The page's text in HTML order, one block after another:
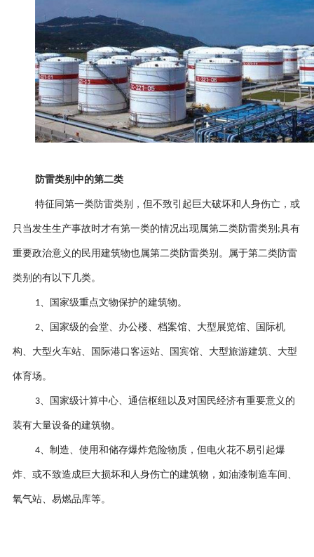
防雷类别 中的第二类
特征同第一类防雷类别 ，但不致引起巨大破坏和人身伤亡，或
只当发生生产事故时才有第一类的情况出现属第二类防雷类别 ;具有
重要政治意义的民用建筑物也属第二类防雷类别 。属于第二类防雷
类别 的有以下几类。
1、 国家级重点文物保护的建筑物。
2、 国家级的会堂、办公楼、档案馆、大型展览馆、国际机
构、大型火车站、国际港口客运站、国宾馆、大型旅游建筑、大型
体育场。
3、 国家级计算中心、通信枢纽以及对国民经济有重要意义的
装有大量设备的建筑物。
4、 制造、使用和储存爆炸危险物质，但电火花不易引起爆
炸、或不致造成巨大损坏和人身伤亡的建筑物，如油漆制造车间、
氧气站、易燃品库等。